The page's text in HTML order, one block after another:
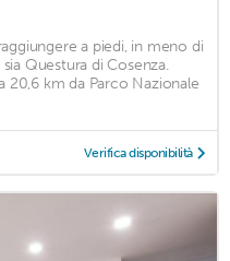
a piedi, in meno di
Questura di Cosenza.
20,6 km da Parco Nazionale
Verifica disponibilità